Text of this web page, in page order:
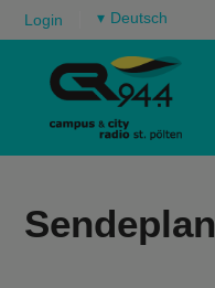
Login ▾
Sendeplan